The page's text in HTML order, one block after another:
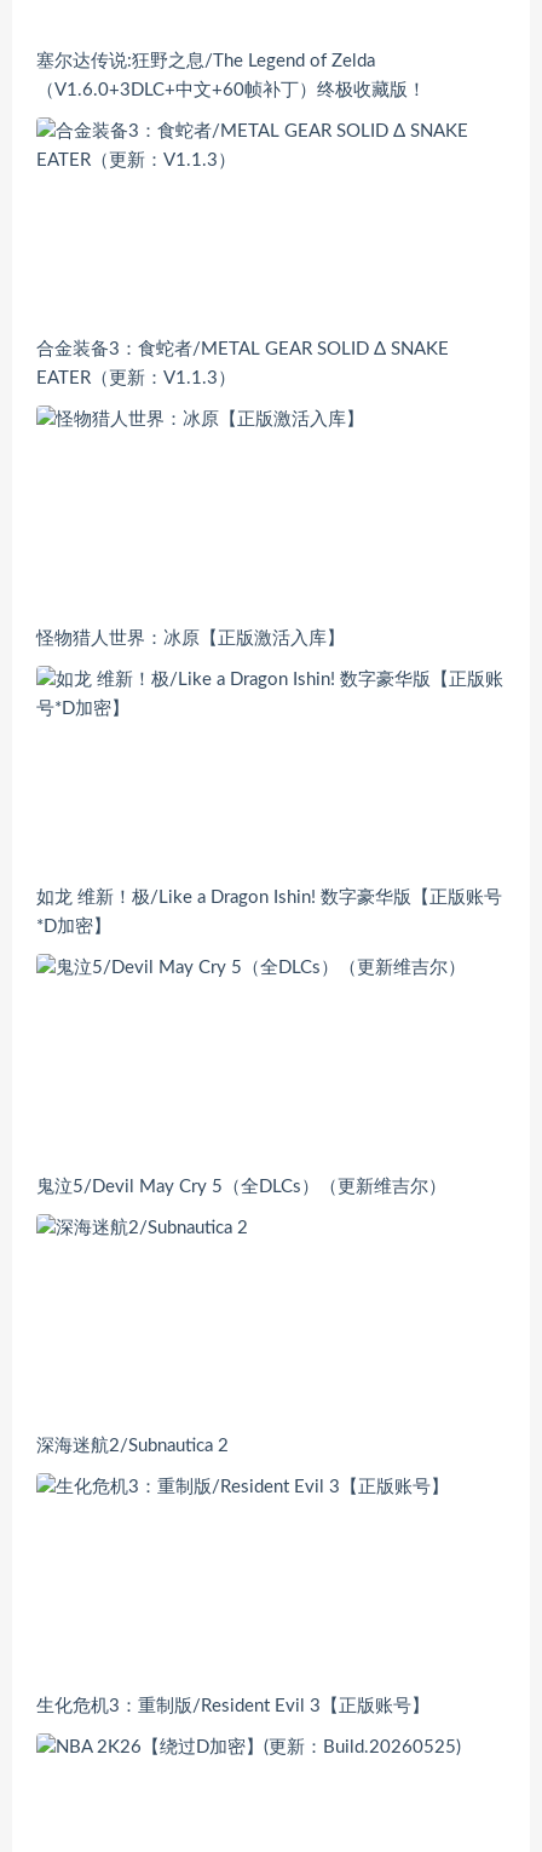
塞尔达传说:狂野之息/The Legend of Zelda
（V1.6.0+3DLC+中文+60帧补丁）终极收藏版！
合金装备3：食蛇者/METAL GEAR SOLID Δ SNAKE
EATER（更新：V1.1.3）
怪物猎人世界：冰原【正版激活入库】
如龙 维新！极/Like a Dragon Ishin! 数字豪华版【正版账号
*D加密】
鬼泣5/Devil May Cry 5（全DLCs）（更新维吉尔）
深海迷航2/Subnautica 2
生化危机3：重制版/Resident Evil 3【正版账号】